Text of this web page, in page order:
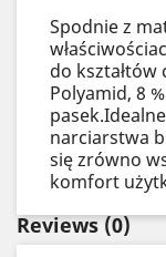
Spodnie z
do kształtów
Polyamid, 8
narciarstwa
się zrówno
komfort
Reviews(0)